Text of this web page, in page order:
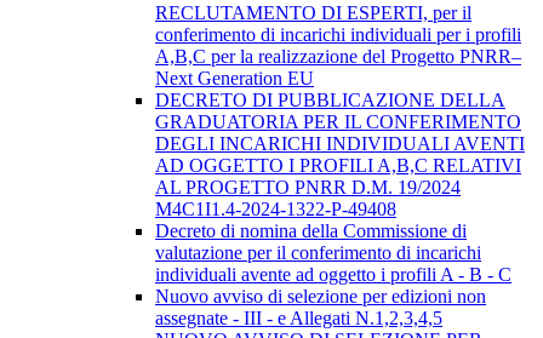
RECLUTAMENTO DI ESPERTI, per il
conferimento di incarichi individuali per i profili
A,B,C per la realizzazione del Progetto PNRR–
Next Generation EU
DECRETO DI PUBBLICAZIONE DELLA
GRADUATORIA PER IL CONFERIMENTO
DEGLI INCARICHI INDIVIDUALI AVENTI
AD OGGETTO I PROFILI A,B,C RELATIVI
AL PROGETTO PNRR D.M. 19/2024
M4C1I1.4-2024-1322-P-49408
Decreto di nomina della Commissione di
valutazione per il conferimento di incarichi
individuali avente ad oggetto i profili A - B - C
Nuovo avviso di selezione per edizioni non
assegnate - III - e Allegati N.1,2,3,4,5